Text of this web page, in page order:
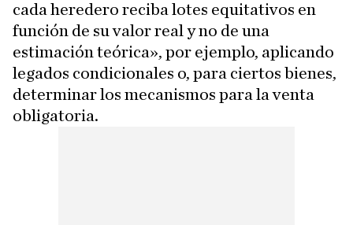
cada heredero reciba lotes equitativos en
función de su valor real y no de una
estimación teórica», por ejemplo, aplicando
legados condicionales o, para ciertos bienes,
determinar los mecanismos para la venta
obligatoria.